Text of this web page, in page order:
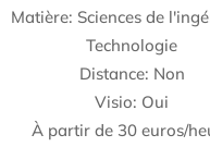
Matière: Sciences de
Technologie
Distance: Non
Visio: Oui
À partir de 30 euros/